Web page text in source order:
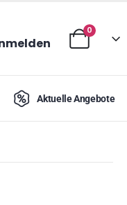
0
Aktuelle Angebote